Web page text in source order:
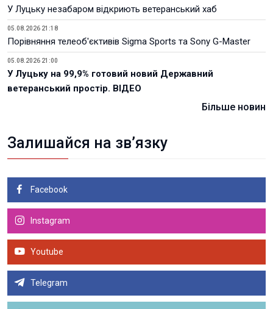
У Луцьку незабаром відкриють ветеранський хаб
05.08.2026 21:18
Порівняння телеоб'єктивів Sigma Sports та Sony G-Master
05.08.2026 21:00
У Луцьку на 99,9% готовий новий Державний
ветеранський простір. ВІДЕО
Більше новин
Залишайся на зв’язку
Facebook
Instagram
Youtube
Telegram